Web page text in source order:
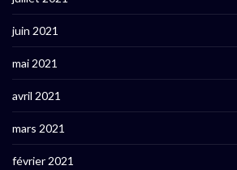
juin 2021
mai 2021
avril 2021
mars 2021
février 2021